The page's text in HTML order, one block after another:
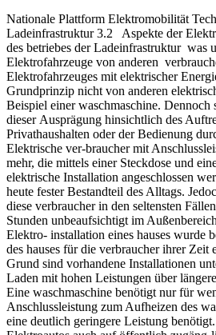
Nationale Plattform Elektromobilität
Ladeinfrastruktur 3.2 Aspekte der
des betriebes der Ladeinfrastruktur was
Elektrofahrzeuge von anderen
Elektrofahrzeuges mit elektrischer
Grundprinzip nicht von anderen
Beispiel einer waschmaschine.
dieser Ausprägung hinsichtlich des
Privathaushalten oder der Bedienung
Elektrische ver-braucher mit
mehr, die mittels einer Steckdose und
elektrische Installation angeschlossen
heute fester Bestandteil des Alltags.
diese verbraucher in den seltensten
Stunden unbeaufsichtigt im
Elektro- installation eines hauses wurde
des hauses für die verbraucher ihrer Zeit
Grund sind vorhandene Installationen
Laden mit hohen Leistungen über
Eine waschmaschine benötigt nur für
Anschlussleistung zum Aufheizen des
eine deutlich geringere Leistung